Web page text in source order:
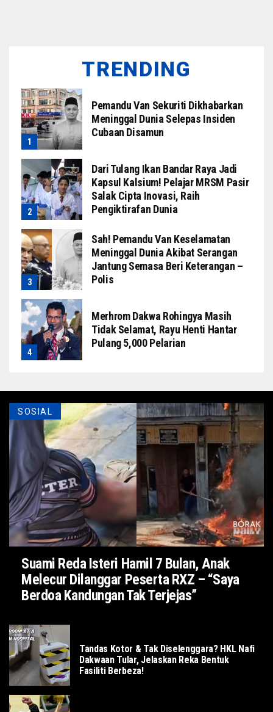
TRENDING
Pemandu Van Sekuriti Dikhabarkan
Meninggal Dunia Selepas Insiden
Cubaan Disamun
Dari Tulang Ikan Bandar Raya Jadi
Kapsul Kalsium! Pelajar MRSM Pasir
Salak Cipta Inovasi, Raih
Pengiktirafan Dunia
Sah! Pemandu Van Keselamatan
Meninggal Dunia Akibat Serangan
Jantung Semasa Beri Keterangan –
Polis
Merhrom Dakwa Rohingya Masih
Tidak Selamat, Rayu Henti Hantar
Pulang 5,000 Pelarian
SOSIAL
Suami Reda Isteri Hamil 7 Bulan, Anak
Melecur Dilanggar Peserta RXZ – “Saya
Berdoa Kandungan Tak Terjejas”
Tandas Kotor & Tak Diselenggara? HKL Nafi
Dakwaan Tular, Jelaskan Reka Bentuk
Fasiliti Berbeza!